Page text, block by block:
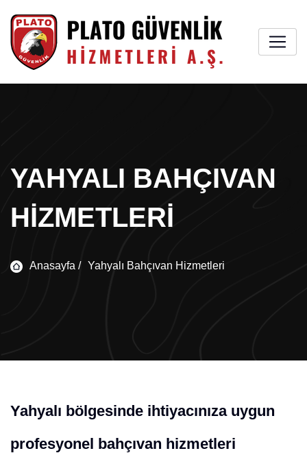
YAHYALI BAHÇIVAN
HIZMETLERI
Anasayfa / Yahyalı Bahçıvan Hizmetleri
Yahyalı bölgesinde ihtiyacınıza uygun
profesyonel bahçıvan hizmetleri